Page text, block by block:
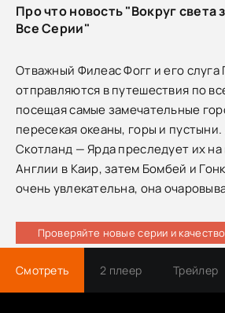
Про что новость "Вокруг света
Все Серии"
Отважный Филеас Фогг и его слуга
отправляются в путешествия по
посещая самые замечательные
пересекая океаны, горы и
Скотланд — Ярда преследует их на
Англии в Каир, затем Бомбей и
очень увлекательна, она
Проверяйте новые серии и
Смотреть 2 плеер Трейлер